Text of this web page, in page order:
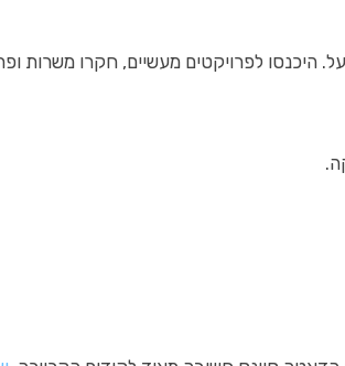
לפרויקטים מעשיים, חקרו משרות